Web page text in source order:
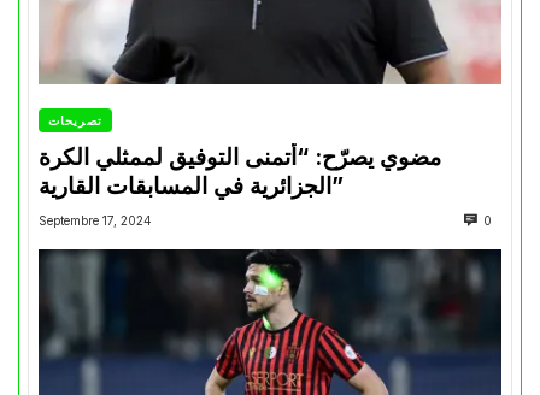
تصريحات
مضوي يصرّح: “أتمنى التوفيق لممثلي الكرة
الجزائرية في المسابقات القارية”
Septembre 17, 2024 0